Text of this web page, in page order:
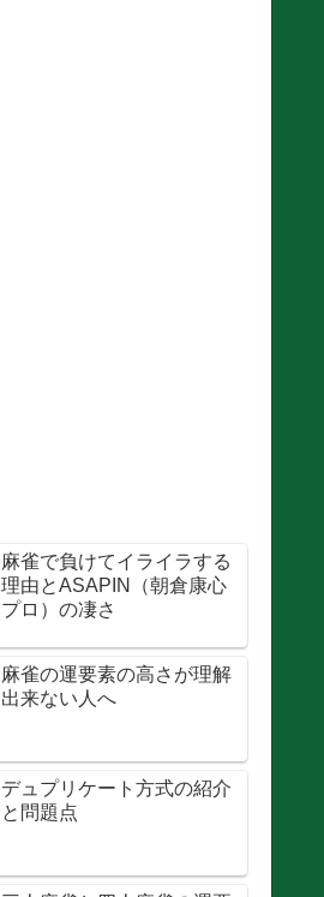
麻雀で負けてイライラする
理由とASAPIN（朝倉康心
プロ）の凄さ
麻雀の運要素の高さが理解
出来ない人へ
デュプリケート方式の紹介
と問題点